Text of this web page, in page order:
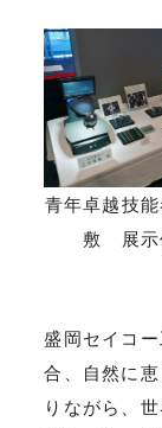
青年卓越技
敷 展
盛岡セイコ
合、自然に
りながら、